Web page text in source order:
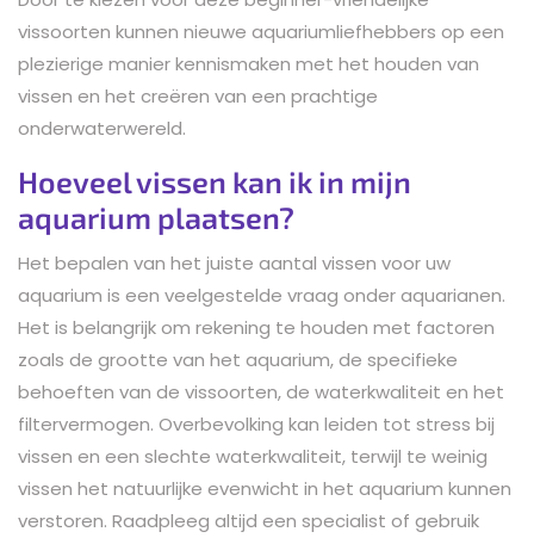
vissoorten kunnen nieuwe aquariumliefhebbers op een
plezierige manier kennismaken met het houden van
vissen en het creëren van een prachtige
onderwaterwereld.
Hoeveel vissen kan ik in mijn
aquarium plaatsen?
Het bepalen van het juiste aantal vissen voor uw
aquarium is een veelgestelde vraag onder aquarianen.
Het is belangrijk om rekening te houden met factoren
zoals de grootte van het aquarium, de specifieke
behoeften van de vissoorten, de waterkwaliteit en het
filtervermogen. Overbevolking kan leiden tot stress bij
vissen en een slechte waterkwaliteit, terwijl te weinig
vissen het natuurlijke evenwicht in het aquarium kunnen
verstoren. Raadpleeg altijd een specialist of gebruik